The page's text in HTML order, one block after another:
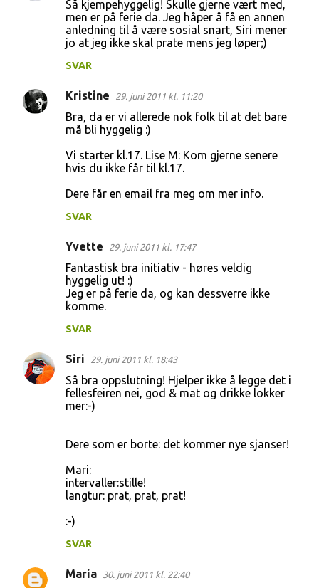
Så kjempehyggelig! Skulle gjerne vært med,
men er på ferie da. Jeg håper å få en annen
anledning til å være sosial snart, Siri mener
jo at jeg ikke skal prate mens jeg løper;)
SVAR
Kristine 29. juni 2011 kl. 11:20
Bra, da er vi allerede nok folk til at det bare
må bli hyggelig :)
Vi starter kl.17. Lise M: Kom gjerne senere
hvis du ikke får til kl.17.
Dere får en email fra meg om mer info.
SVAR
Yvette 29. juni 2011 kl. 17:47
Fantastisk bra initiativ - høres veldig
hyggelig ut! :)
Jeg er på ferie da, og kan dessverre ikke
komme.
SVAR
Siri 29. juni 2011 kl. 18:43
Så bra oppslutning! Hjelper ikke å legge det i
fellesfeiren nei, god & mat og drikke lokker
mer:-)
Dere som er borte: det kommer nye sjanser!
Mari:
intervaller:stille!
langtur: prat, prat, prat!
:-)
SVAR
Maria 30. juni 2011 kl. 22:40